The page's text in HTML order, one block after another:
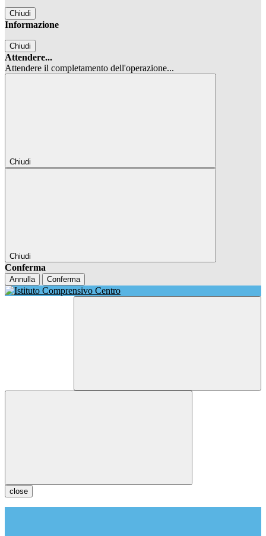
Chiudi
Informazione
Chiudi
Attendere...
Attendere il completamento dell'operazione...
Chiudi
Chiudi
Conferma
Annulla Conferma
close